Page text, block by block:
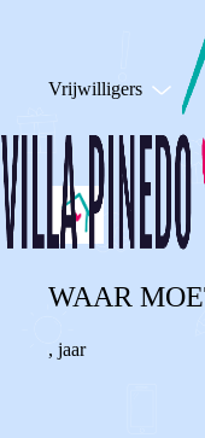
Vrijwilligers
WAAR
, jaar